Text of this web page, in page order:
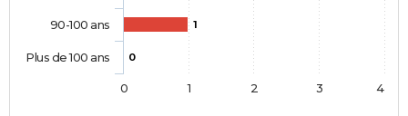
1
0
90-100 ans
Plus de 100 ans
0 1 2 3 4